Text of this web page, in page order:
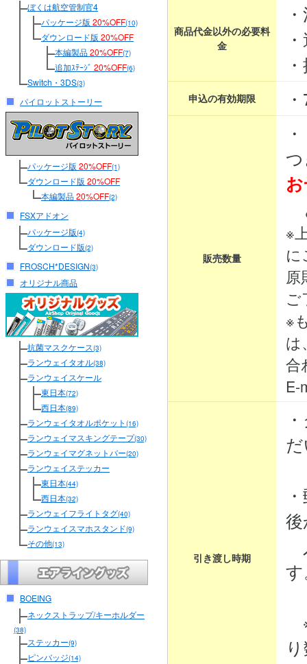
ぼくは航空管制官4
パッケージ版 20%OFF(10)
ダウンロード版 20%OFF
本編製品20%OFF(7)
追加ｽﾃｰｼﾞ 20%OFF(6)
Switch・3DS(3)
パイロットストーリー
パッケージ版 20%OFF(1)
ダウンロード版 20%OFF
本編製品20%OFF(2)
FSXアドオン
パッケージ版(4)
ダウンロード版(2)
FROSCH*DESIGN(3)
オリジナル商品
抗菌マスクケース(3)
ランウェイタオル(38)
ランウェイスケール
東日本(72)
西日本(89)
ランウェイタオルポケット (16)
ランウェイマスキングテープ(30)
ランウェイマグネットバー(20)
ランウェイステッカー
東日本(44)
西日本(32)
ランウェイフライトタグ(40)
ランウェイスマホスタンド(9)
その他(13)
BOEING
ネックストラップ/キーホルダー
(38)
ステッカー(9)
ピンバッジ(14)
商品代金以外の必要料
金
申込の有効期限
販売数量
※
に
原
ご
※
は
合
E-
引き渡し時期